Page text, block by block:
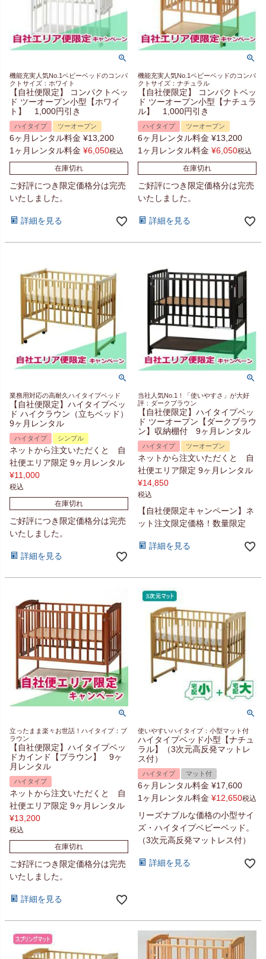
機能充実人気No.1ベビーベッドのコンパ
クトサイズ：ホワイト
【自社便限定】 コンパクトベッ
ド ツーオープン小型【ホワイ
ト】 1,000円引き
ハイタイプ ツーオープン
6ヶ月レンタル料金 ¥13,200
1ヶ月レンタル料金 ¥6,050税込
在庫切れ
ご好評につき限定価格分は完売
いたしました。
詳細を見る
機能充実人気No.1ベビーベッドのコンパ
クトサイズ：ナチュラル
【自社便限定】 コンパクトベッ
ド ツーオープン小型【ナチュラ
ル】 1,000円引き
ハイタイプ ツーオープン
6ヶ月レンタル料金 ¥13,200
1ヶ月レンタル料金 ¥6,050税込
在庫切れ
ご好評につき限定価格分は完売
いたしました。
詳細を見る
業務用対応の高耐久ハイタイプベッド
【自社便限定】ハイタイプベッ
ド ハイクラウン（立ちベッド）
9ヶ月レンタル
ハイタイプ シンプル
ネットから注文いただくと 自
社便エリア限定 9ヶ月レンタル
¥11,000
税込
在庫切れ
ご好評につき限定価格分は完売
いたしました。
詳細を見る
当社人気No.1！「使いやすさ」が大好
評：ダークブラウン
【自社便限定】ハイタイプベッ
ド ツーオープン【ダークブラウ
ン】収納棚付 9ヶ月レンタル
ハイタイプ ツーオープン
ネットから注文いただくと 自
社便エリア限定 9ヶ月レンタル
¥14,850
税込
【自社便限定キャンペーン】ネ
ット注文限定価格！数量限定
詳細を見る
立ったまま楽々お世話！ハイタイプ：ブ
ラウン
【自社便限定】ハイタイプベッ
ドカインド【ブラウン】 9ヶ
月レンタル
ハイタイプ
ネットから注文いただくと 自
社便エリア限定 9ヶ月レンタル
¥13,200
税込
在庫切れ
ご好評につき限定価格分は完売
いたしました。
詳細を見る
使いやすいハイタイプ：小型マット付
ハイタイプベッド小型【ナチュ
ラル】（3次元高反発マットレ
ス付）
ハイタイプ マット付
6ヶ月レンタル料金 ¥17,600
1ヶ月レンタル料金 ¥12,650税込
リーズナブルな価格の小型サイ
ズ・ハイタイプベビーベッド。
（3次元高反発マットレス付）
詳細を見る